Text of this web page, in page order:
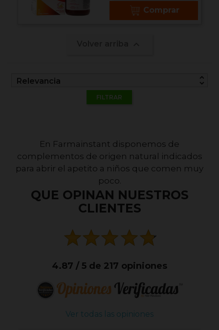
Comprar
Relevancia unfold_more
FILTRAR
En Farmainstant disponemos de
complementos de origen natural indicados
para abrir el apetito a niños que comen muy
poco.
QUE OPINAN NUESTROS
CLIENTES
4.87 / 5 de 217 opiniones
Ver todas las opiniones